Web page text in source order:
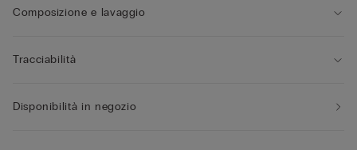
Composizione e lavaggio
Tracciabilità
Disponibilità in negozio